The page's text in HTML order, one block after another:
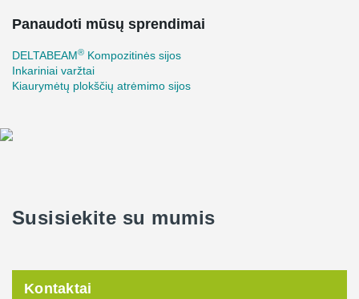
Panaudoti mūsų sprendimai
DELTABEAM® Kompozitinės sijos
Inkariniai varžtai
Kiaurymėtų plokščių atrėmimo sijos
Susisiekite su mumis
Kontaktai